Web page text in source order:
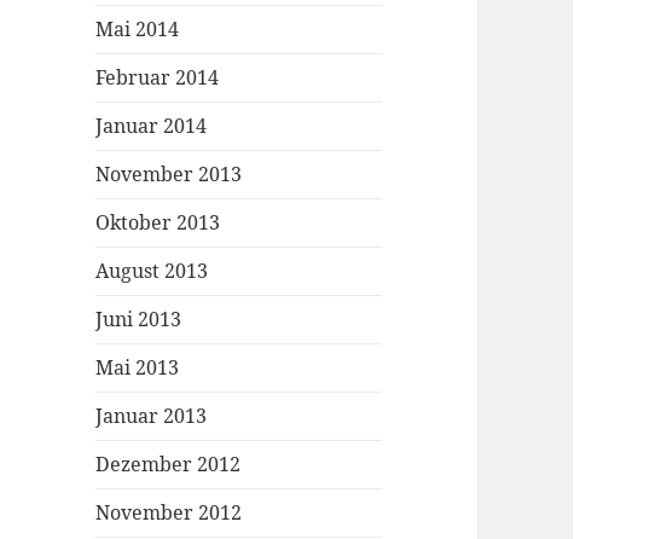
Mai 2014
Februar 2014
Januar 2014
November 2013
Oktober 2013
August 2013
Juni 2013
Mai 2013
Januar 2013
Dezember 2012
November 2012